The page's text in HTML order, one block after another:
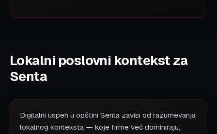
Lokalni poslovni kontekst za
Senta
Digitalni uspeh u opštini Senta zavisi od razumevanja
lokalnog konteksta — koje firme već dominiraju,